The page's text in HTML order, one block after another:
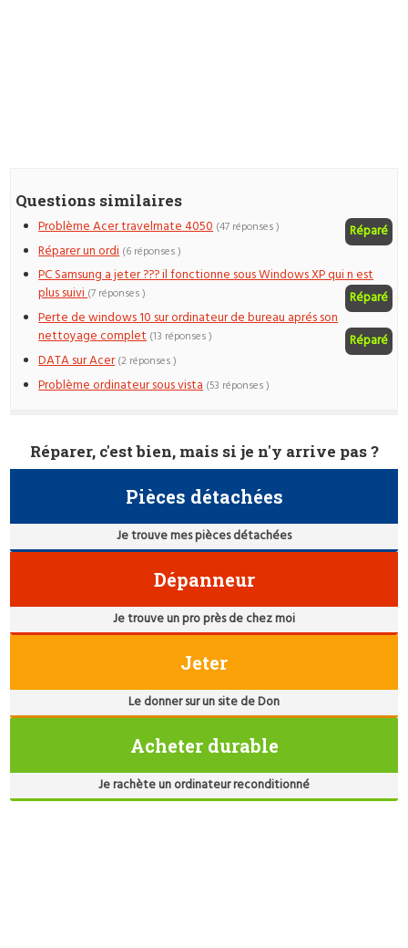
Questions similaires
Problème Acer travelmate 4050 Réparé
(47 réponses )
Réparer un ordi (6 réponses )
PC Samsung a jeter ??? il fonctionne sous Windows XP qui n est
plus suivi
Réparé
(7 réponses )
Perte de windows 10 sur ordinateur de bureau aprés son
nettoyage complet
Réparé
(13 réponses )
DATA sur Acer (2 réponses )
Problème ordinateur sous vista (53 réponses )
Réparer, c'est bien, mais si je n'y arrive pas ?
Pièces détachées
Je trouve mes pièces détachées
Dépanneur
Je trouve un pro près de chez moi
Jeter
Le donner sur un site de Don
Acheter durable
Je rachète un ordinateur reconditionné